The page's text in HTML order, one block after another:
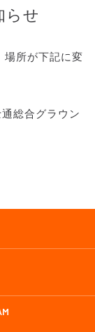
らせ
場所が下記に変
総合グラウン